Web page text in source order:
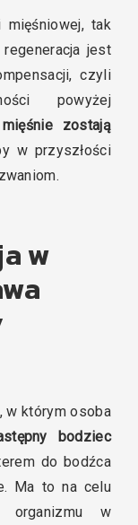
tak
jest
czyli
powyżej
mięśnie zostają
w przyszłości
w
w którym osoba
bodziec
do bodźca
Ma to na celu
organizmu w